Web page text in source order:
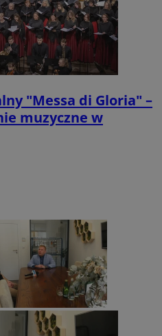
"Messa di Gloria" –
muzyczne w